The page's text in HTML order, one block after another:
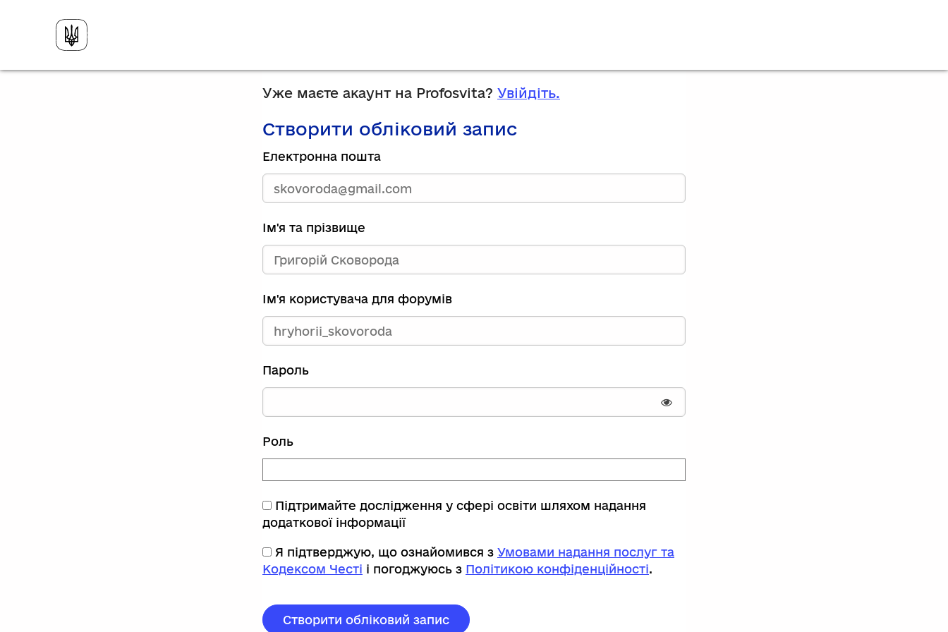
Уже маєте акаунт на Profosvita? Увійдіть.
Створити обліковий запис
Електронна пошта
Ім'я та прізвище
Ім'я користувача для форумів
Пароль
Показати пароль
Роль
Підтримайте дослідження у сфері освіти шляхом надання
додаткової інформації
Я підтверджую, що ознайомився з Умовами надання послуг та
Кодексом Честі і погоджуюсь з Політикою конфіденційності.
Створити обліковий запис